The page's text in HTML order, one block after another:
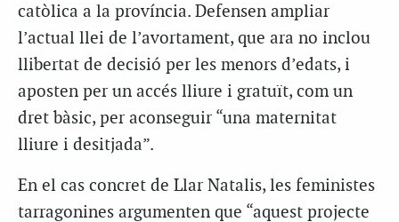
catòlica a la província. Defensen ampliar
l’actual llei de l’avortament, que ara no inclou
llibertat de decisió per les menors d’edats, i
aposten per un accés lliure i gratuït, com un
dret bàsic, per aconseguir “una maternitat
lliure i desitjada”.
En el cas concret de Llar Natalis, les feministes
tarragonines argumenten que “aquest projecte